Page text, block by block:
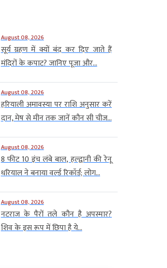
August 08, 2026
सूर्य ग्रहण में क्यों बंद कर दिए जाते हैं
मंदिरों के कपाट? जानिए पूजा और...
August 08, 2026
हरियाली अमावस्या पर राशि अनुसार करें
दान, मेष से मीन तक जानें कौन सी चीज...
August 08, 2026
8 फीट 10 इंच लंबे बाल, हल्द्वानी की रेनू
धरियाल ने बनाया वर्ल्ड रिकॉर्ड; लोग...
August 08, 2026
नटराज के पैरों तले कौन है अपस्मार?
शिव के इस रूप में छिपा है ये...